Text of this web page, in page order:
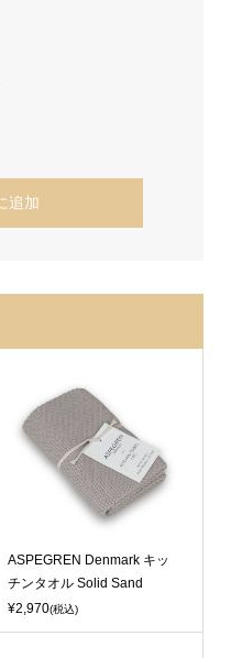
ASPEGREN Denmark キッ
チンタオル Solid Sand
¥2,970(税込)